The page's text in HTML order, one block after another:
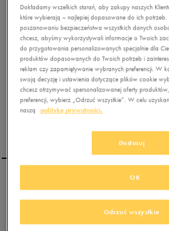
NIKE SUNRAY PROTECT
(TD)
0.0(0)
Dokładamy wszelkich starań, aby zakupy naszych
które wybierają – najlepiej dopasowane do ich potrzeb.
poszanowaniu bezpieczeństwa wszystkich danych
chcesz, abyśmy wykorzystywali informacje o Twoich
do przygotowania personalizowanych specjalnie dla
produktów dopasowanych do Twoich potrzeb i
reklam czy zapamiętywanie wybranych preferencji. W
swoją decyzję i ustawienia dotyczące plików cookie
chcesz otrzymywać spersonalizowanej oferty
preferencji, wybierz „Odrzuć wszystkie”. W celu
naszą
politykę prywatności.
Dostosuj
Odrzuć wszystkie
OK